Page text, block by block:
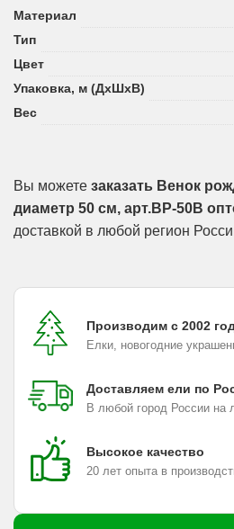
Материал
Тип
Цвет
Упаковка, м (ДхШхВ)
Вес
Вы можете заказать Венок
диаметр 50 см, арт.ВР-50B
доставкой в любой регион
Производим с 2002
Елки, новогодние
Доставляем ели по
В любой город России на
Высокое качество
20 лет опыта в